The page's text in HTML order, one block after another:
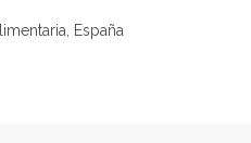
España